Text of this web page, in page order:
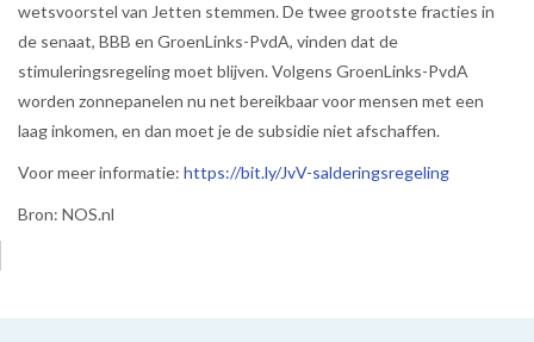
wetsvoorstel van Jetten stemmen. De twee grootste fracties in
de senaat, BBB en GroenLinks-PvdA, vinden dat de
stimuleringsregeling moet blijven. Volgens GroenLinks-PvdA
worden zonnepanelen nu net bereikbaar voor mensen met een
laag inkomen, en dan moet je de subsidie niet afschaffen.
Voor meer informatie: https://bit.ly/JvV-salderingsregeling
Bron: NOS.nl